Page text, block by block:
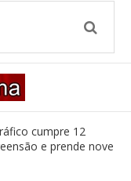
cumpre 12
e prende nove